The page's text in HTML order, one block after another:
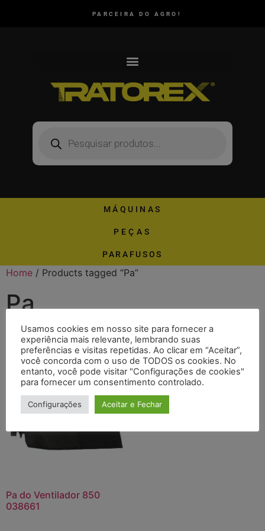
PARCEIRA DO AGRO!
MÁQUINAS
PEÇAS
PARAFUSOS
Home / Products tagged “Pa”
Pa
Showing the single result
Pa do Ventilador 850
038661
Usamos cookies em nosso site para fornecer a
experiência mais relevante, lembrando suas
preferências e visitas repetidas. Ao clicar em “Aceitar”,
você concorda com o uso de TODOS os cookies. No
entanto, você pode visitar "Configurações de cookies"
para fornecer um consentimento controlado.
Configurações Aceitar e Fechar